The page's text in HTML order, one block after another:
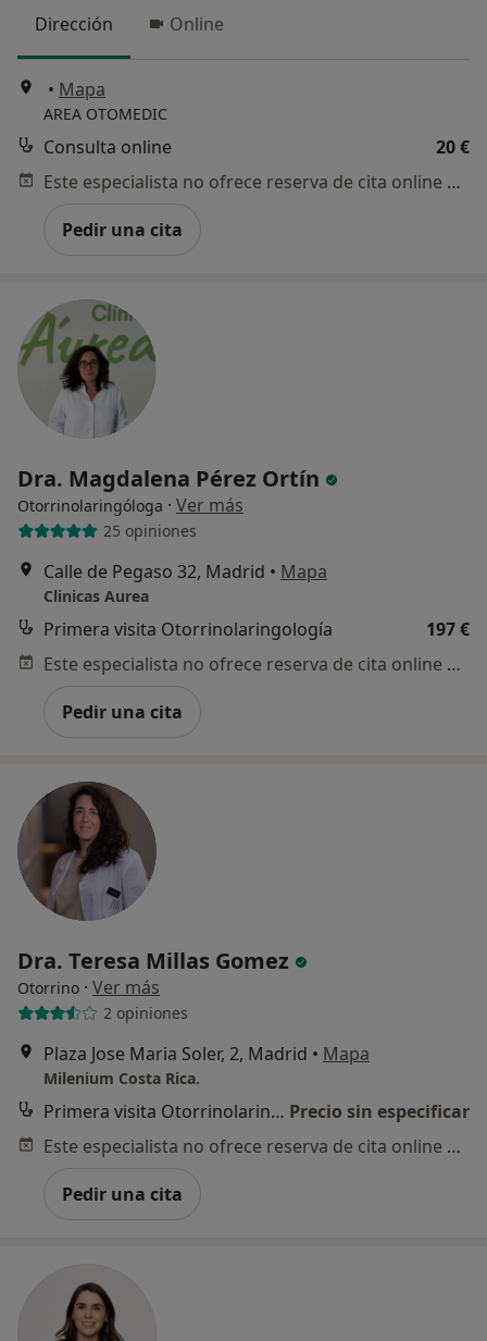
Dirección Online
• Mapa
AREA OTOMEDIC
Consulta online
20 €
Este especialista no ofrece reserva de cita online en esta dirección.
Pedir una cita
Dra. Magdalena Pérez Ortín
Otorrinolaringóloga · Ver más
25 opiniones
Calle de Pegaso 32, Madrid • Mapa
Clinicas Aurea
Primera visita Otorrinolaringología
197 €
Este especialista no ofrece reserva de cita online en esta dirección.
Pedir una cita
Dra. Teresa Millas Gomez
Otorrino · Ver más
2 opiniones
Plaza Jose Maria Soler, 2, Madrid • Mapa
Milenium Costa Rica.
Primera visita Otorrinolaringología Precio sin especificar
Este especialista no ofrece reserva de cita online en esta dirección.
Pedir una cita